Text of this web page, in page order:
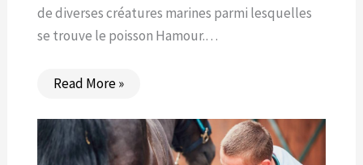
de diverses créatures marines parmi lesquelles
se trouve le poisson Hamour.…
Read More »